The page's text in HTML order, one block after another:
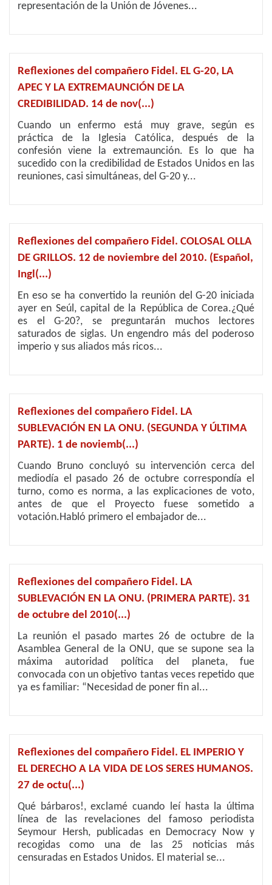
representación de la Unión de Jóvenes...
Reflexiones del compañero Fidel. EL G-20, LA
APEC Y LA EXTREMAUNCIÓN DE LA
CREDIBILIDAD. 14 de nov(...)
Cuando un enfermo está muy grave, según es
práctica de la Iglesia Católica, después de la
confesión viene la extremaunción. Es lo que ha
sucedido con la credibilidad de Estados Unidos en las
reuniones, casi simultáneas, del G-20 y...
Reflexiones del compañero Fidel. COLOSAL OLLA
DE GRILLOS. 12 de noviembre del 2010. (Español,
Ingl(...)
En eso se ha convertido la reunión del G-20 iniciada
ayer en Seúl, capital de la República de Corea.¿Qué
es el G-20?, se preguntarán muchos lectores
saturados de siglas. Un engendro más del poderoso
imperio y sus aliados más ricos...
Reflexiones del compañero Fidel. LA
SUBLEVACIÓN EN LA ONU. (SEGUNDA Y ÚLTIMA
PARTE). 1 de noviemb(...)
Cuando Bruno concluyó su intervención cerca del
mediodía el pasado 26 de octubre correspondía el
turno, como es norma, a las explicaciones de voto,
antes de que el Proyecto fuese sometido a
votación.Habló primero el embajador de...
Reflexiones del compañero Fidel. LA
SUBLEVACIÓN EN LA ONU. (PRIMERA PARTE). 31
de octubre del 2010(...)
La reunión el pasado martes 26 de octubre de la
Asamblea General de la ONU, que se supone sea la
máxima autoridad política del planeta, fue
convocada con un objetivo tantas veces repetido que
ya es familiar: “Necesidad de poner fin al...
Reflexiones del compañero Fidel. EL IMPERIO Y
EL DERECHO A LA VIDA DE LOS SERES HUMANOS.
27 de octu(...)
Qué bárbaros!, exclamé cuando leí hasta la última
línea de las revelaciones del famoso periodista
Seymour Hersh, publicadas en Democracy Now y
recogidas como una de las 25 noticias más
censuradas en Estados Unidos. El material se...